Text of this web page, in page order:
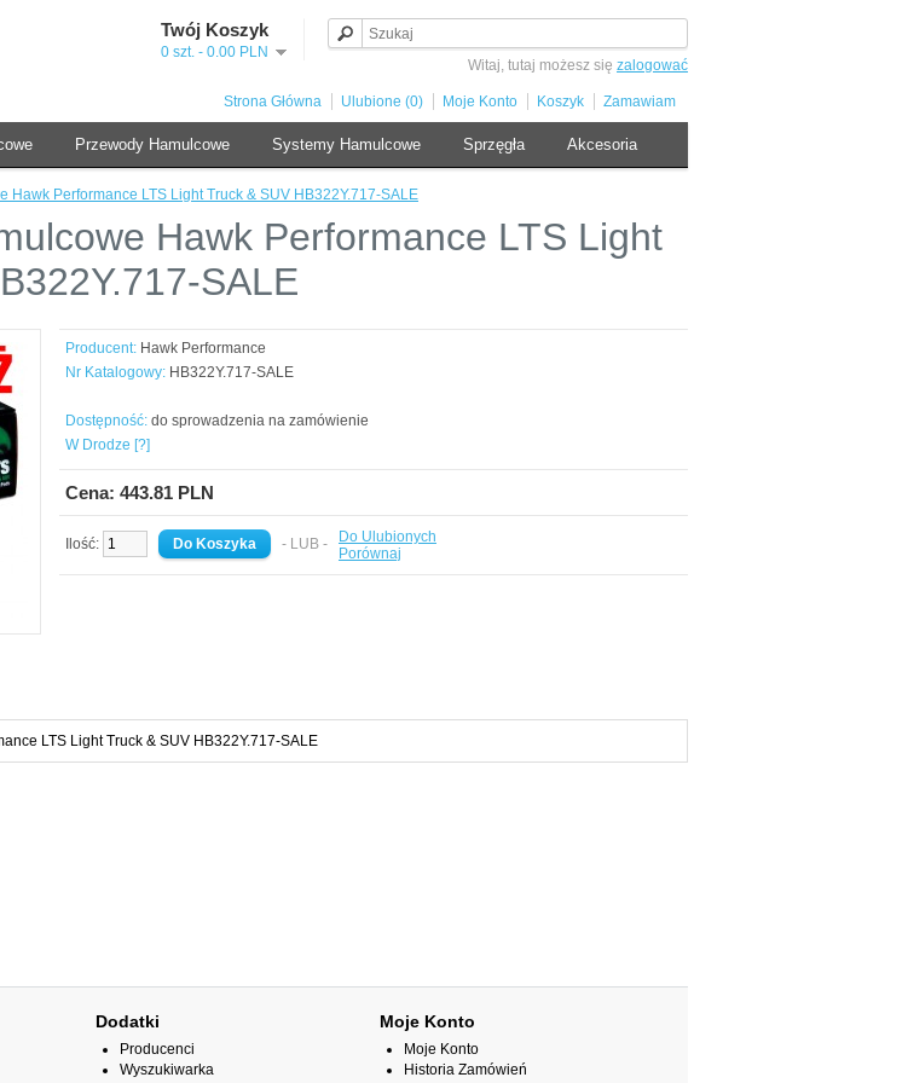
Twój Koszyk
0 szt. - 0.00 PLN
Witaj, tutaj możesz się zalogować
Strona Główna Ulubione (0) Moje Konto Koszyk Zamawiam
Przewody Hamulcowe Systemy Hamulcowe Sprzęgła Akcesoria
Hawk Performance LTS Light Truck & SUV HB322Y.717-SALE
Hawk Performance LTS Light
SALE
Producent: Hawk Performance
Nr Katalogowy: HB322Y.717-SALE
Dostępność: do sprowadzenia na zamówienie
W Drodze [?]
Cena: 443.81 PLN
Ilość: - LUB -
Do Ulubionych
Porównaj
LTS Light Truck & SUV HB322Y.717-SALE
Dodatki
Producenci
Wyszukiwarka
Moje Konto
Moje Konto
Historia Zamówień